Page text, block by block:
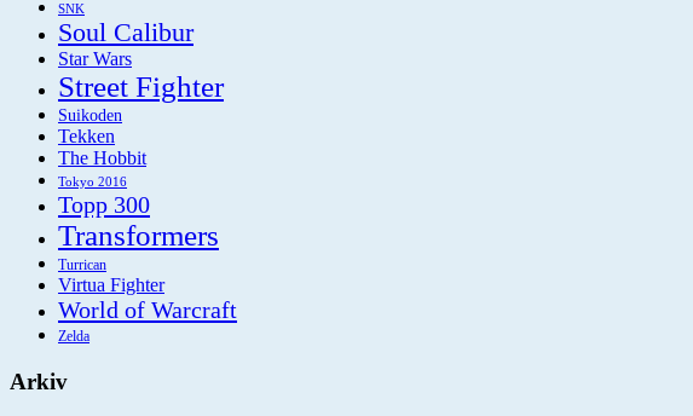
SNK
Soul Calibur
Star Wars
Street Fighter
Suikoden
Tekken
The Hobbit
Tokyo 2016
Topp 300
Transformers
Turrican
Virtua Fighter
World of Warcraft
Zelda
Arkiv